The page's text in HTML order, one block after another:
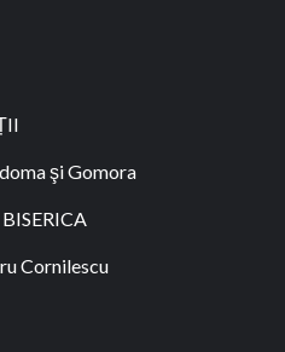
şi Gomora
Cornilescu